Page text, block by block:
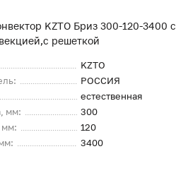
KZTO Бриз 300-120-3400 с
решеткой
KZTO
РОССИЯ
естественная
мм:
300
мм:
120
3400